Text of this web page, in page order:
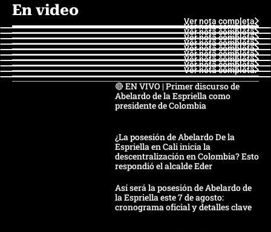
En video
Ver nota completa
Ver nota completa
Ver nota completa
Ver nota completa
Ver nota completa
Ver nota completa
Ver nota completa
Ver nota completa
Ver nota completa
Ver nota completa
🔴 EN VIVO | Primer discurso de
Abelardo de la Espriella como
presidente de Colombia
¿La posesión de Abelardo De la
Espriella en Cali inicia la
descentralización en Colombia? Esto
respondió el alcalde Eder
Así será la posesión de Abelardo de
la Espriella este 7 de agosto:
cronograma oficial y detalles clave